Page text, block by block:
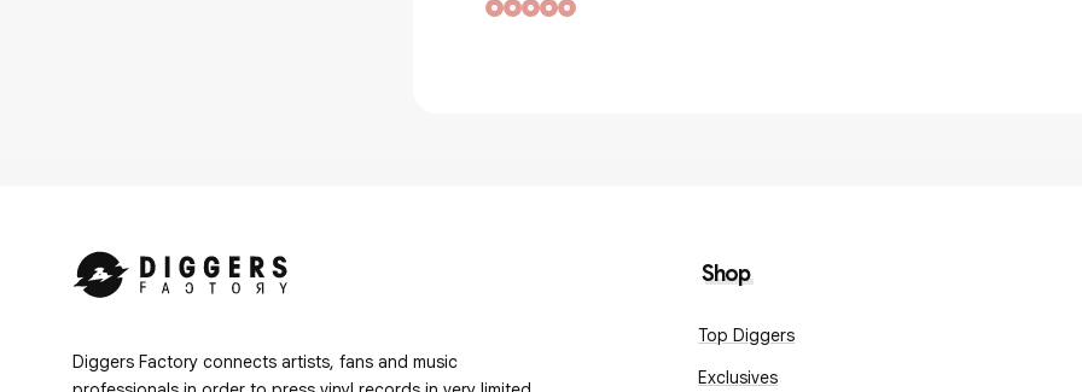
Diggers Factory connects artists, fans and music
Shop
Top Diggers
Exclusives